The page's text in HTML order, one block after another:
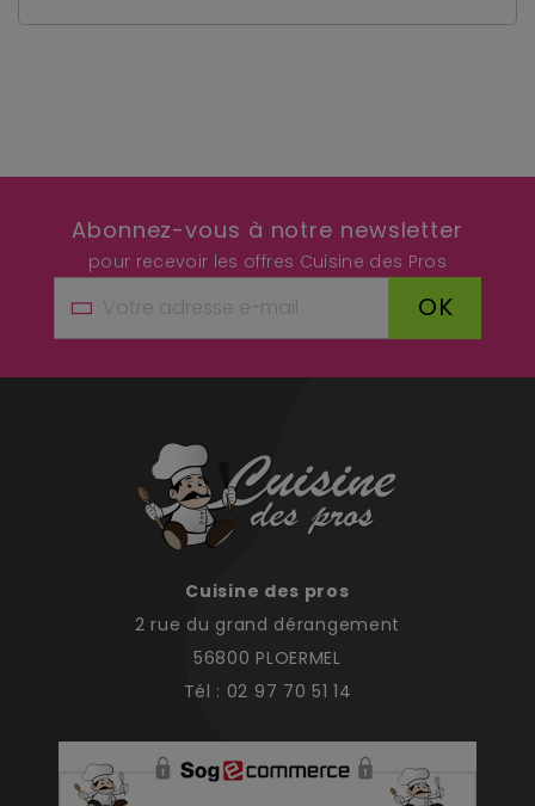
Abonnez-vous à notre newsletter
pour recevoir les offres Cuisine des Pros
OK
Cuisine des pros
2 rue du grand dérangement
56800 PLOERMEL
Tél : 02 97 70 51 14